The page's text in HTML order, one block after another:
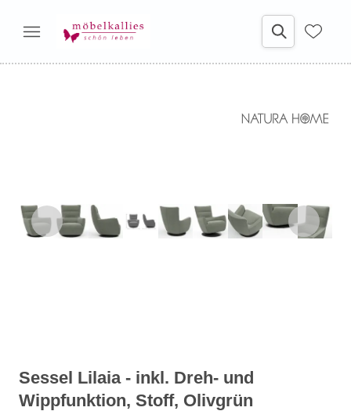
Sessel Lilaia - inkl. Dreh- und
Wippfunktion, Stoff, Olivgrün